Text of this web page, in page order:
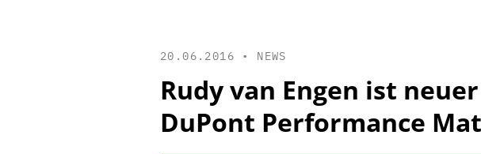
20.06.2016 • NEWS
Rudy van Engen ist
DuPont Performance